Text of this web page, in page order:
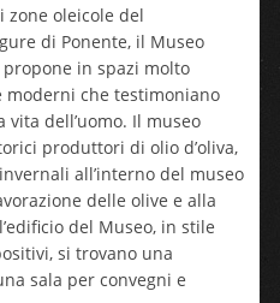
oleicole del
di Ponente, il Museo
propone in spazi molto
che testimoniano
vita dell’uomo. Il museo
produttori di olio d’oliva,
all’interno del museo
delle olive e alla
del Museo, in stile
si trovano una
sala per convegni e